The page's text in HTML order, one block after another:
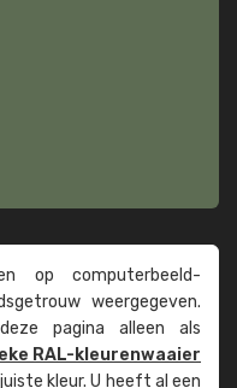
op computer­beeld­
weer­gegeven.
pagina alleen als
RAL-kleuren­waaier
kleur. U heeft al een